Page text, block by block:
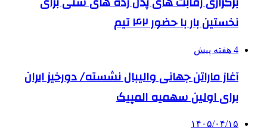
نخستین بار با حضور ۴۲ تیم
4 هفته پیش
آغاز ماراتن جهانی والیبال نشسته/ دورخیز ایران
برای اولین سهمیه المپیک
۱۴۰۵/۰۴/۱۵